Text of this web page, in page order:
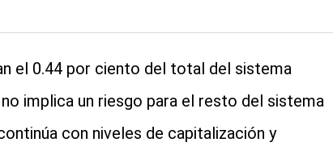
el 0.44 por ciento del total del sistema
implica un riesgo para el resto del sistema
con niveles de capitalización y